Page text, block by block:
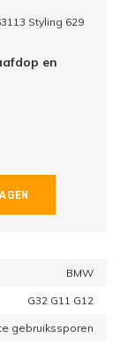
Styling 629
en
BMW
G32 G11 G12
gebruikssporen